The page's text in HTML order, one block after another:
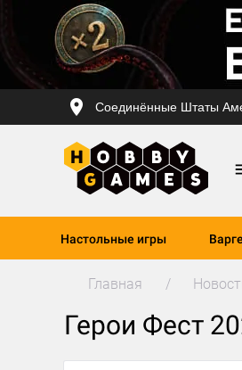
Соединённые Штаты
Настольные игры
Главная
Герои Фест